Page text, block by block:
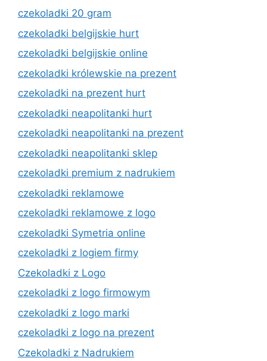
czekoladki 20 gram
czekoladki belgijskie hurt
czekoladki belgijskie online
czekoladki królewskie na prezent
czekoladki na prezent hurt
czekoladki neapolitanki hurt
czekoladki neapolitanki na prezent
czekoladki neapolitanki sklep
czekoladki premium z nadrukiem
czekoladki reklamowe
czekoladki reklamowe z logo
czekoladki Symetria online
czekoladki z logiem firmy
Czekoladki z Logo
czekoladki z logo firmowym
czekoladki z logo marki
czekoladki z logo na prezent
Czekoladki z Nadrukiem